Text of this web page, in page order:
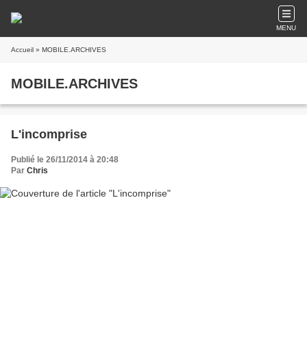
MENU
Accueil » MOBILE.ARCHIVES
MOBILE.ARCHIVES
L'incomprise
Publié le 26/11/2014 à 20:48
Par Chris